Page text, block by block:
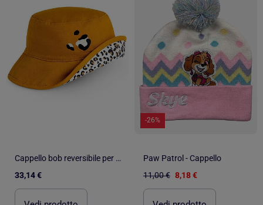
Cappello bob reversibile per bambino upf50 | Ki ET LA
33,14 €
-26%
Paw Patrol - Cappello
11,00 € 8,18 €